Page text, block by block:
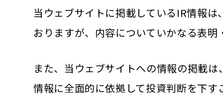
当ウェブサイトに掲載しているIR情報
おりますが、内容についていかなる表明
また、当ウェブサイトへの情報の掲載
情報に全面的に依拠して投資判断を下